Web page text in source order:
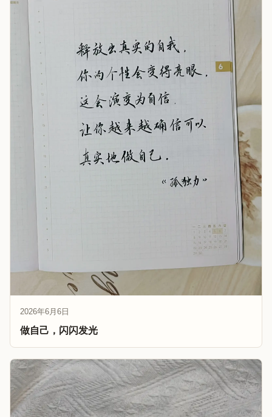
2026年6月6日
做自己，闪闪发光